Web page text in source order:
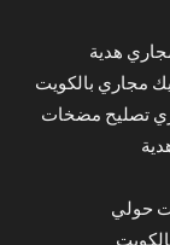
هدية
مجاري بالكويت
تصليح مضخات
حولي